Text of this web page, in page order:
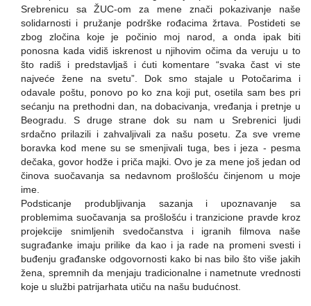
Srebrenicu sa ŽUC-om za mene znači pokazivanje naše
solidarnosti i pružanje podrške rođacima žrtava. Postideti se
zbog zločina koje je počinio moj narod, a onda ipak biti
ponosna kada vidiš iskrenost u njihovim očima da veruju u to
što radiš i predstavljaš i ćuti komentare “svaka čast vi ste
najveće žene na svetu”. Dok smo stajale u Potočarima i
odavale poštu, ponovo po ko zna koji put, osetila sam bes pri
sećanju na prethodni dan, na dobacivanja, vređanja i pretnje u
Beogradu. S druge strane dok su nam u Srebrenici ljudi
srdačno prilazili i zahvaljivali za našu posetu. Za sve vreme
boravka kod mene su se smenjivali tuga, bes i jeza - pesma
dečaka, govor hodže i priča majki. Ovo je za mene još jedan od
činova suočavanja sa nedavnom prošlošću činjenom u moje
ime.
Podsticanje produbljivanja sazanja i upoznavanje sa
problemima suočavanja sa prošlošću i tranzicione pravde kroz
projekcije snimljenih svedočanstva i igranih filmova naše
sugrađanke imaju prilike da kao i ja rade na promeni svesti i
buđenju građanske odgovornosti kako bi nas bilo što više jakih
žena, spremnih da menjaju tradicionalne i nametnute vrednosti
koje u službi patrijarhata utiču na našu budućnost.